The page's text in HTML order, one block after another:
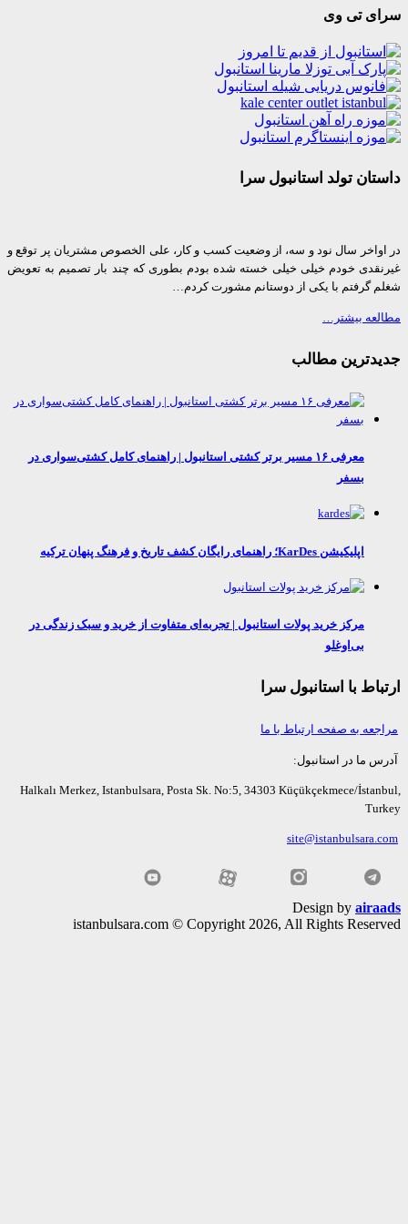
تی وی
تولد استانبول سرا
سال نود و سه، از وضعیت کسب و کار، علی الخصوص مشتریان پر توقع و
خودم خیلی خیلی خسته شده بودم بطوری که چند بار تصمیم به تعویض
گرفتم با یکی از دوستانم مشورت کردم…
بیشتر…
مطالب
معرفی ۱۶ مسیر برتر کشتی استانبول | راهنمای کامل کشتی‌سواری در
اپلیکیشن KarDes؛ راهنمای رایگان کشف تاریخ و فرهنگ پنهان ترکیه
مرکز خرید پولات استانبول | تجربه‌ای متفاوت از خرید و سبک زندگی در
بی‌اوغلو
با استانبول سرا
به صفحه ارتباط با ما
ما در استانبول:
Halkalı Merkez, Istanbulsara, Posta Sk. No:5, 34303 Küçükçekmece/
Design by
istanbulsara.com © Copyright 2026, All Rights